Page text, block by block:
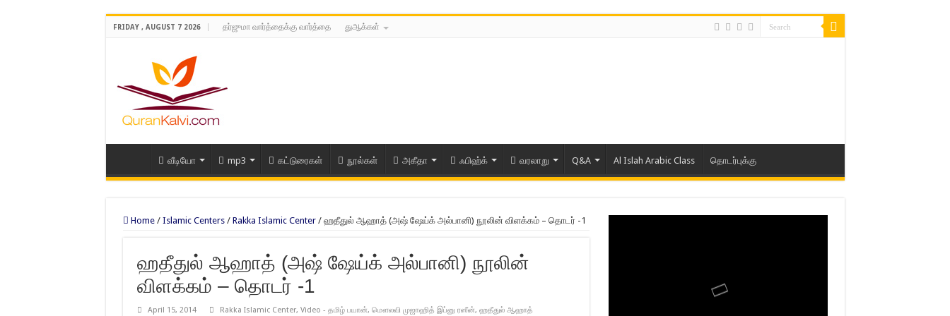
FRIDAY , AUGUST 7 2026 தர்ஜுமா வார்த்தைக்கு வார்த்தை துஆக்கள்
வீடியோ mp3 கட்டுரைகள் நூல்கள் அகீதா ஃபிஹ்க் வரலாறு Q&A Al Islah Arabic Class தொடர்புக்கு
Home / Islamic Centers / Rakka Islamic Center / ஹதீதுல் ஆஹாத் (அஷ் ஷேய்க் அல்பானி) நூலின் விளக்கம் – தொடர் -1
ஹதீதுல் ஆஹாத் (அஷ் ஷேய்க் அல்பானி) நூலின்
விளக்கம் – தொடர் -1
April 15, 2014 Rakka Islamic Center, Video - தமிழ் பயான், மௌலவி முஜாஹித் இப்னு ரஸீன், ஹதீதுல் ஆஹாத்